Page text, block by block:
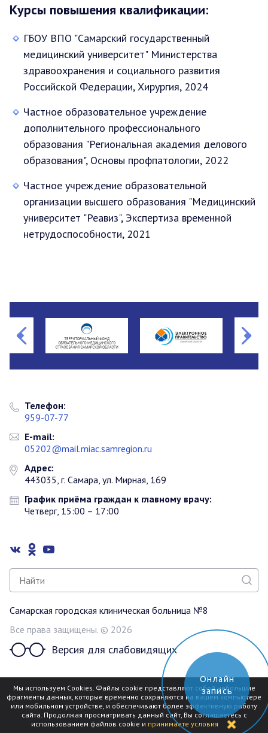
Курсы повышения квалификации:
ГБОУ ВПО "Самарский государственный
медицинский университет" Министерства
здравоохранения и социального развития
Российской Федерации, Хирургия, 2024
Частное образовательное учреждение
дополнительного профессионального
образования "Региональная академия делового
образования", Основы профпатологии, 2022
Частное учреждение образовательной
организации высшего образования "Медицинский
университет "Реавиз", Экспертиза временной
нетрудоспособности, 2021
Мы используем Cookies. Файлы cookie представляют собой небольшие
фрагменты данных, которые временно сохраняются на вашем компьютере
или мобильном устройстве, и обеспечивают более эффективную работу
сайта. Продолжая просматривать данный сайт, Вы соглашаетесь с
использованием файлов cookie и принимаете условия
Самарская городская клиническая больница №8
Все права защищены. © 2026
Версия для слабовидящих
Телефон:
959-07-77
E-mail:
05202@mail.miac.samregion.ru
Адрес:
443035, г. Самара, ул. Мирная, 169
График приёма граждан к главному врачу:
Четверг, 15:00 – 17:00
Разработка сайта
mediaidea
Онлайн
запись